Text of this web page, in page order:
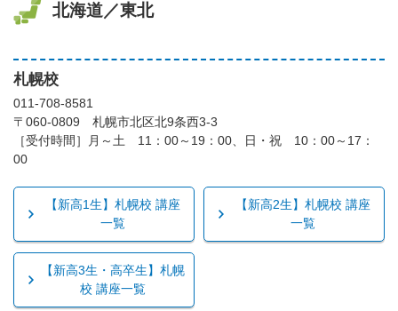
北海道／東北
札幌校
011-708-8581
〒060-0809 札幌市北区北9条西3-3
［受付時間］月～土 11：00～19：00、日・祝 10：00～17：
00
【新高1生】札幌校 講座
一覧
【新高2生】札幌校 講座
一覧
【新高3生・高卒生】札幌
校 講座一覧